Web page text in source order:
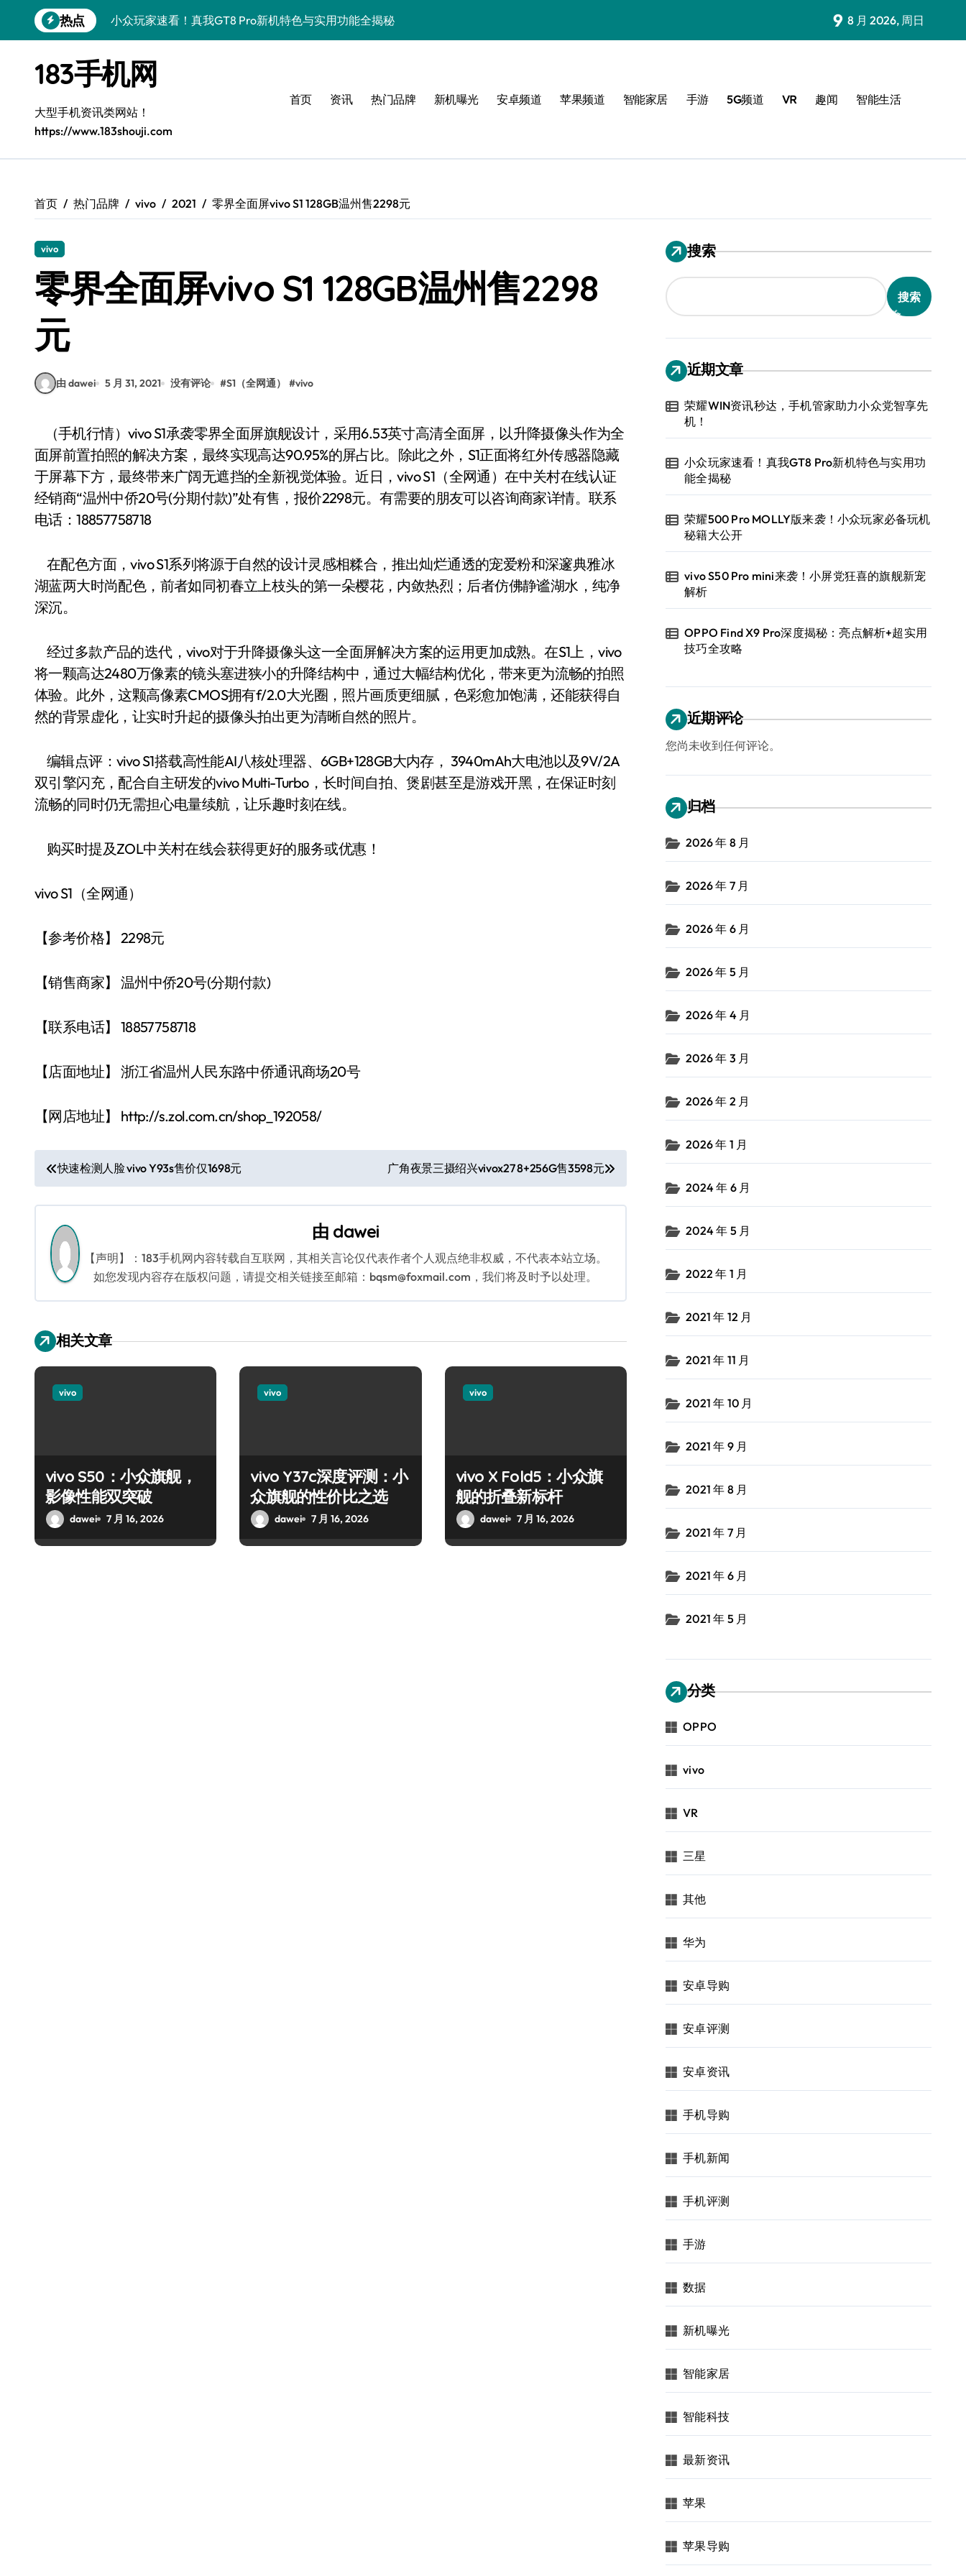
到
热点
小众玩家速看！真我GT8 Pro新机特色与实用功能全揭秘
vivo S50 Pro mini来袭！小屏党狂喜的旗舰新宠解析
OPPO Find X9 Pro深度揭秘：亮点解析+超实用技巧全攻略
小众视角揭秘！REDMI K90亮点配置全解析，一文看尽！
小众控必看！三星W26新资讯速递，解锁智能科技新玩法！
揭秘荣耀ROBOT PHONE，小众之选畅享智能资讯新生活！
荣耀WIN资讯秒达，手机管家助力小众党智享先机！
9 8 月 2026, 周日
183手机网
大型手机资讯类网站！
https://www.183shouji.com
首页 资讯 热门品牌 新机曝光 安卓频道 苹果频道 智能家居 手游 5G频道 VR 趣闻 智能生活
首页 热门品牌 vivo 2021 零界全面屏vivo S1 128GB温州售2298元
vivo
零界全面屏vivo S1 128GB温州售2298
元
由 dawei 5 月 31, 2021 没有评论 #S1（全网通） #vivo
（手机行情）vivo S1承袭零界全面屏旗舰设计，采用6.53英寸高清全面屏，以升降摄像头作为全
面屏前置拍照的解决方案，最终实现高达90.95%的屏占比。除此之外，S1正面将红外传感器隐藏
于屏幕下方，最终带来广阔无遮挡的全新视觉体验。近日，vivo S1（全网通）在中关村在线认证
经销商“温州中侨20号(分期付款)”处有售，报价2298元。有需要的朋友可以咨询商家详情。联系
电话：18857758718
在配色方面，vivo S1系列将源于自然的设计灵感相糅合，推出灿烂通透的宠爱粉和深邃典雅冰
湖蓝两大时尚配色，前者如同初春立上枝头的第一朵樱花，内敛热烈；后者仿佛静谧湖水，纯净
深沉。
经过多款产品的迭代，vivo对于升降摄像头这一全面屏解决方案的运用更加成熟。在S1上，vivo
将一颗高达2480万像素的镜头塞进狭小的升降结构中，通过大幅结构优化，带来更为流畅的拍照
体验。此外，这颗高像素CMOS拥有f/2.0大光圈，照片画质更细腻，色彩愈加饱满，还能获得自
然的背景虚化，让实时升起的摄像头拍出更为清晰自然的照片。
编辑点评：vivo S1搭载高性能AI八核处理器、6GB+128GB大内存， 3940mAh大电池以及9V/2A
双引擎闪充，配合自主研发的vivo Multi-Turbo，长时间自拍、煲剧甚至是游戏开黑，在保证时刻
流畅的同时仍无需担心电量续航，让乐趣时刻在线。
购买时提及ZOL中关村在线会获得更好的服务或优惠！
vivo S1（全网通）
【参考价格】 2298元
【销售商家】 温州中侨20号(分期付款)
【联系电话】 18857758718
【店面地址】 浙江省温州人民东路中侨通讯商场20号
【网店地址】 http://s.zol.com.cn/shop_192058/
文
章
导
航
快速检测人脸 vivo Y93s售价仅1698元 广角夜景三摄绍兴vivox27 8+256G售3598元
由 dawei
【声明】：183手机网内容转载自互联网，其相关言论仅代表作者个人观点绝非权威，不代表本站立场。
如您发现内容存在版权问题，请提交相关链接至邮箱：bqsm@foxmail.com，我们将及时予以处理。
相关文章
vivo
vivo S50：小众旗舰，
影像性能双突破
dawei 7 月 16, 2026
vivo
vivo Y37c深度评测：小
众旗舰的性价比之选
dawei 7 月 16, 2026
vivo
vivo X Fold5：小众旗
舰的折叠新标杆
dawei 7 月 16, 2026
搜索
搜索
近期文章
荣耀WIN资讯秒达，手机管家助力小众党智享先
机！
小众玩家速看！真我GT8 Pro新机特色与实用功
能全揭秘
荣耀500 Pro MOLLY版来袭！小众玩家必备玩机
秘籍大公开
vivo S50 Pro mini来袭！小屏党狂喜的旗舰新宠
解析
OPPO Find X9 Pro深度揭秘：亮点解析+超实用
技巧全攻略
近期评论
您尚未收到任何评论。
归档
2026 年 8 月
2026 年 7 月
2026 年 6 月
2026 年 5 月
2026 年 4 月
2026 年 3 月
2026 年 2 月
2026 年 1 月
2024 年 6 月
2024 年 5 月
2022 年 1 月
2021 年 12 月
2021 年 11 月
2021 年 10 月
2021 年 9 月
2021 年 8 月
2021 年 7 月
2021 年 6 月
2021 年 5 月
分类
OPPO
vivo
VR
三星
其他
华为
安卓导购
安卓评测
安卓资讯
手机导购
手机新闻
手机评测
手游
数据
新机曝光
智能家居
智能科技
最新资讯
苹果
苹果导购